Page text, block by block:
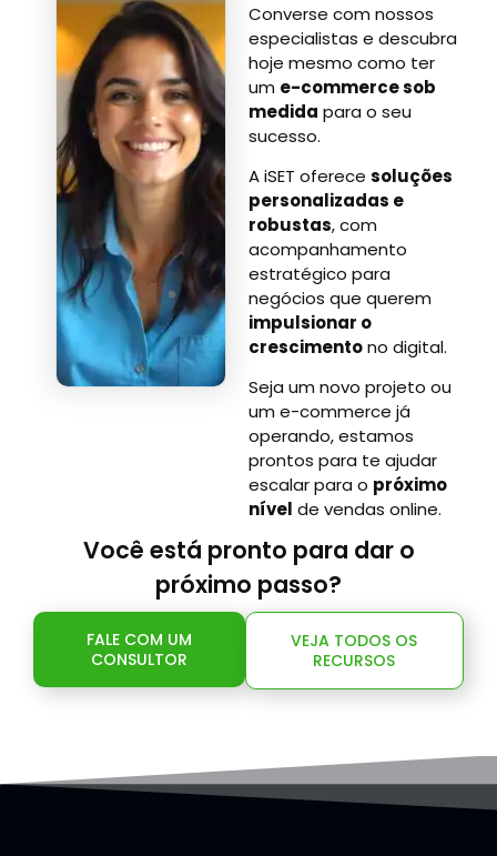
Converse com nossos
especialistas e descubra
hoje mesmo como ter
um e-commerce sob
medida para o seu
sucesso.
A iSET oferece soluções
personalizadas e
robustas, com
acompanhamento
estratégico para
negócios que querem
impulsionar o
crescimentono digital.
Seja um novo projeto ou
um e-commerce já
operando, estamos
prontos para te ajudar
escalar para o próximo
nível de vendas online.
Você está pronto para dar o
próximo passo?
FALE COM UM
CONSULTOR
VEJA TODOS OS
RECURSOS